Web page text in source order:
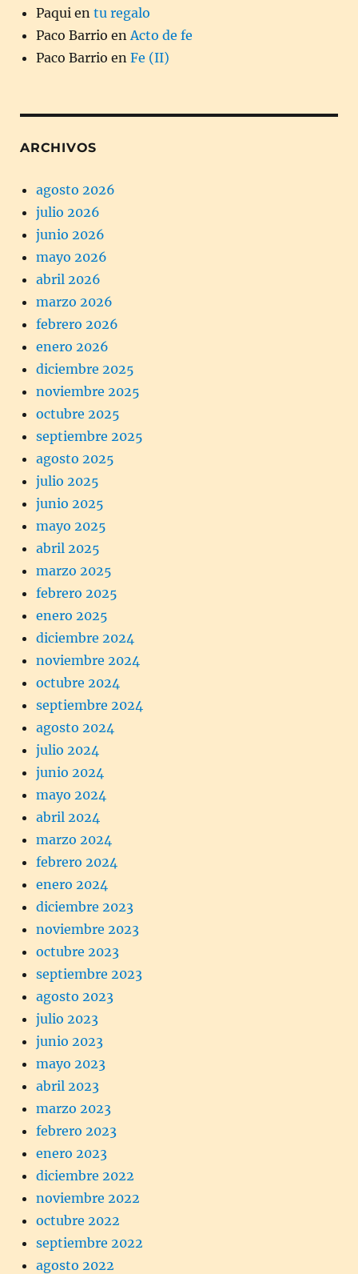
Paqui en tu regalo
Paco Barrio en Acto de fe
Paco Barrio en Fe (II)
ARCHIVOS
agosto 2026
julio 2026
junio 2026
mayo 2026
abril 2026
marzo 2026
febrero 2026
enero 2026
diciembre 2025
noviembre 2025
octubre 2025
septiembre 2025
agosto 2025
julio 2025
junio 2025
mayo 2025
abril 2025
marzo 2025
febrero 2025
enero 2025
diciembre 2024
noviembre 2024
octubre 2024
septiembre 2024
agosto 2024
julio 2024
junio 2024
mayo 2024
abril 2024
marzo 2024
febrero 2024
enero 2024
diciembre 2023
noviembre 2023
octubre 2023
septiembre 2023
agosto 2023
julio 2023
junio 2023
mayo 2023
abril 2023
marzo 2023
febrero 2023
enero 2023
diciembre 2022
noviembre 2022
octubre 2022
septiembre 2022
agosto 2022